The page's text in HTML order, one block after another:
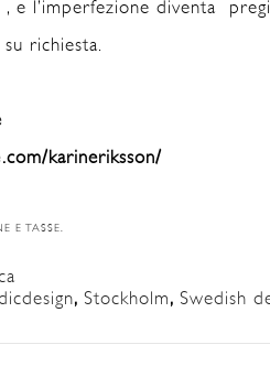
e l’imperfezione diventa
richiesta.
karineriksson/
E TASSE.
, Stockholm, Swedish